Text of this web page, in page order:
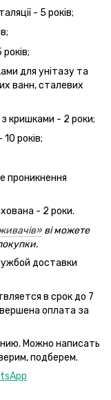
- 5 років;
для унітазу та
ванн, сталевих
з кришками - 2 роки;
років;
проникнення
- 2 роки.
ві можете
доставки
в срок до 7
оплата за
Можно написать
подберем.